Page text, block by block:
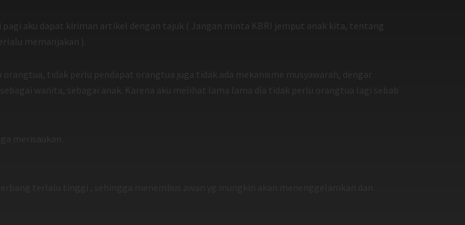
aku dapat kiriman artikel dengan tajuk ( Jangan minta KBRI jemput anak kita, tentang
memanjakan ).
tidak perlu pendapat orangtua juga tidak ada mekanisme musyawarah, dengar